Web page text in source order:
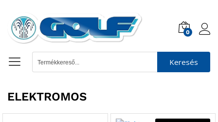
0
Keresés
ELEKTROMOS